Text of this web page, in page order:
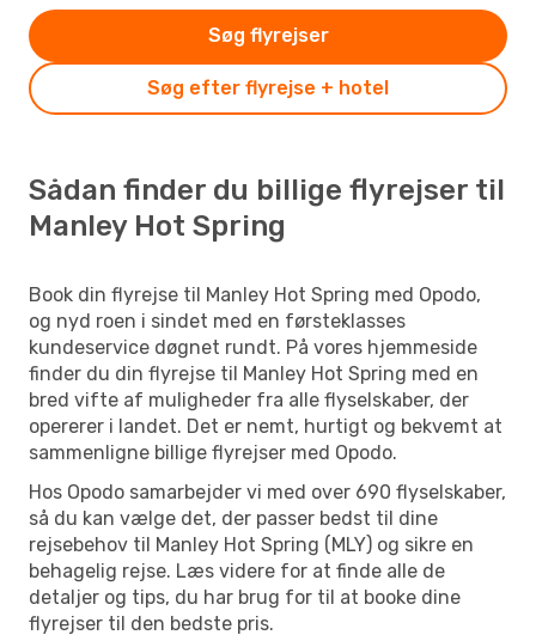
Søg efter flyrejse + hotel
Søg flyrejser
Sådan finder du billige flyrejser til
Manley Hot Spring
Book din flyrejse til Manley Hot Spring med Opodo,
og nyd roen i sindet med en førsteklasses
kundeservice døgnet rundt. På vores hjemmeside
finder du din flyrejse til Manley Hot Spring med en
bred vifte af muligheder fra alle flyselskaber, der
opererer i landet. Det er nemt, hurtigt og bekvemt at
sammenligne billige flyrejser med Opodo.
Hos Opodo samarbejder vi med over 690 flyselskaber,
så du kan vælge det, der passer bedst til dine
rejsebehov til Manley Hot Spring (MLY) og sikre en
behagelig rejse. Læs videre for at finde alle de
detaljer og tips, du har brug for til at booke dine
flyrejser til den bedste pris.